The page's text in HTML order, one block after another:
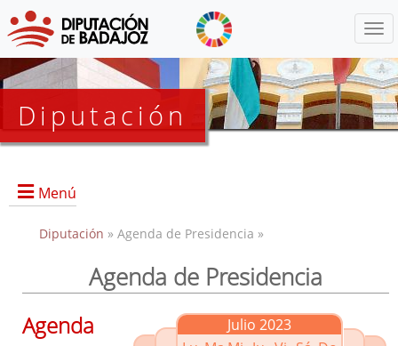
Diputación
Menú
Presidencia
Grupos Políticos
Diputación » Agenda de Presidencia »
Agenda de Presidencia
Julio 2023
Agenda